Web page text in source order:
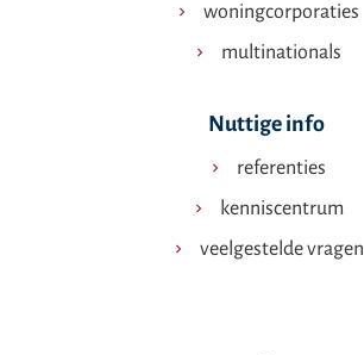
woningcorporaties
multinationals
Nuttige info
referenties
kenniscentrum
veelgestelde vragen